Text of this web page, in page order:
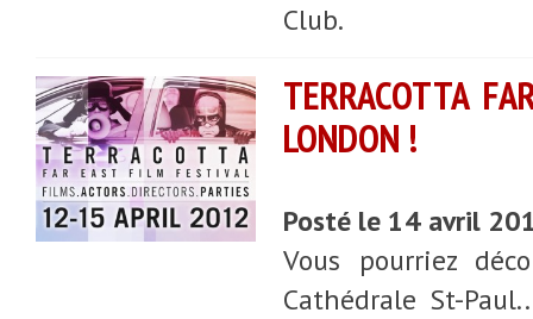
Club.
TERRACOTTA
LONDON !
Posté le 14 avril
Vous pourriez
Cathédrale St-